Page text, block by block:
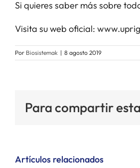
Si quieres saber más sobre
Visita su web oficial:
Por Biosistemak | 8 agosto 2019
Para compartir
Artículos relacionados